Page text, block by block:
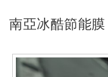
南亞冰酷節能膜